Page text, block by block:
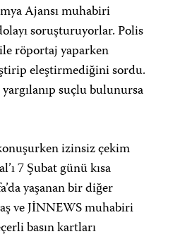
Ajansı muhabiri
soruşturuyorlar. Polis
röportaj yaparken
eleştirmediğini sordu.
suçlu bulunursa
izinsiz çekim
7 Şubat günü kısa
yaşanan bir diğer
ve JİNNEWS muhabiri
basın kartları